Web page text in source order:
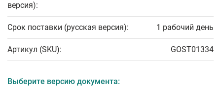
версия):
Срок поставки (русская версия): 1 рабочий день
Артикул (SKU): GOST01334
Выберите версию документа: